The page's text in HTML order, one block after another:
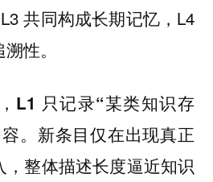
共同构成长期记忆，L4
性。
L1 只记录“某类知识存
。新条目仅在出现真正
，整体描述长度逼近知识